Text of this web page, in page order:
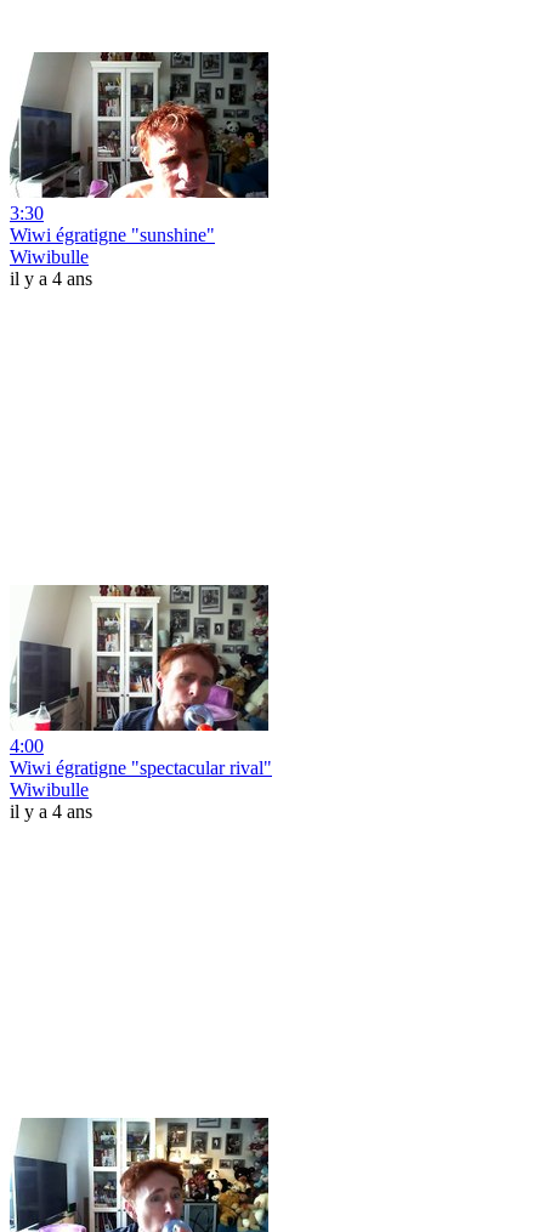
3:30
Wiwi égratigne "sunshine"
Wiwibulle
il y a 4 ans
4:00
Wiwi égratigne "spectacular rival"
Wiwibulle
il y a 4 ans